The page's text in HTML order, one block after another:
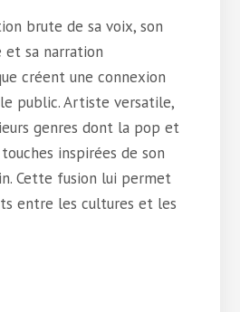
brute de sa voix, son
et sa narration
créent une connexion
public. Artiste versatile,
genres dont la pop et
inspirées de son
Cette fusion lui permet
entre les cultures et les